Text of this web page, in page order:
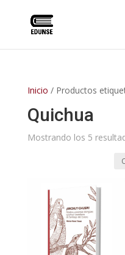
Inicio / Productos
Quichua
Mostrando los 5